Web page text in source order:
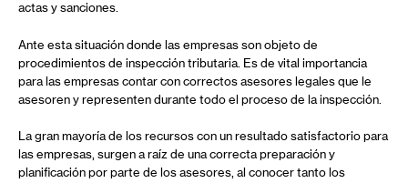
actas y sanciones.
Ante esta situación donde las empresas son objeto de
procedimientos de inspección tributaria. Es de vital importancia
para las empresas contar con correctos asesores legales que le
asesoren y representen durante todo el proceso de la inspección.
La gran mayoría de los recursos con un resultado satisfactorio para
las empresas, surgen a raíz de una correcta preparación y
planificación por parte de los asesores, al conocer tanto los